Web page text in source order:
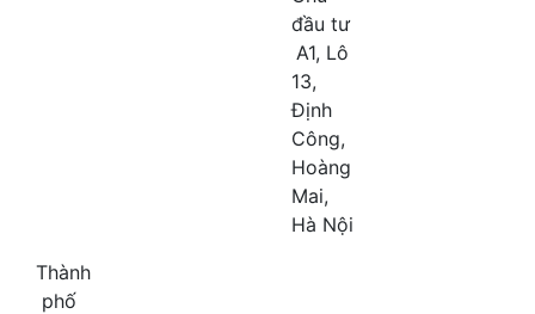
đầu tư
A1, Lô
13,
Định
Công,
Hoàng
Mai,
Hà Nội
Thành
phố